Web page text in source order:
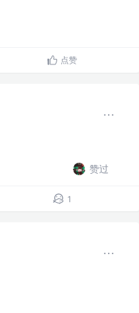
点赞
赞过
1